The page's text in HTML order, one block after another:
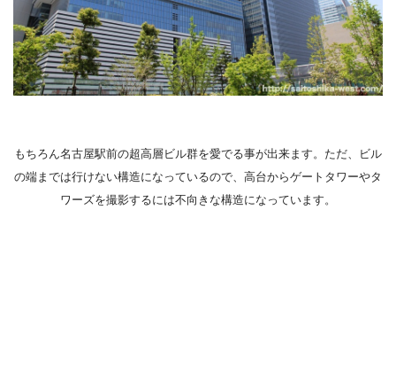
もちろん名古屋駅前の超高層ビル群を愛でる事が出来ます。ただ、ビル
の端までは行けない構造になっているので、高台からゲートタワーやタ
ワーズを撮影するには不向きな構造になっています。